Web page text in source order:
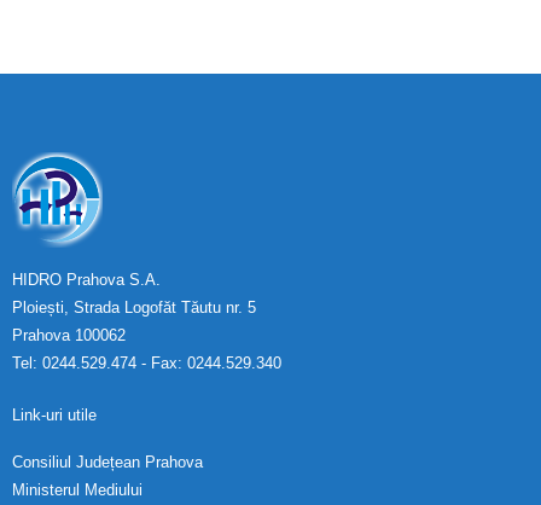
HIDRO Prahova S.A.
Ploiești, Strada Logofăt Tăutu nr. 5
Prahova 100062
Tel: 0244.529.474 - Fax: 0244.529.340
Link-uri utile
Consiliul Județean Prahova
Ministerul Mediului